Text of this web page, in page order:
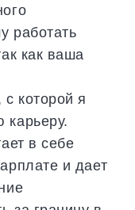
работать
как ваша
которой я
в себе
и дает